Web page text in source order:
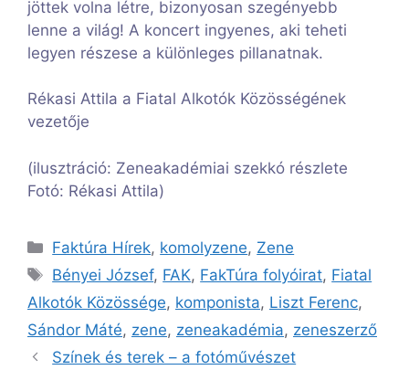
jöttek volna létre, bizonyosan szegényebb
lenne a világ! A koncert ingyenes, aki teheti
legyen részese a különleges pillanatnak.
Rékasi Attila a Fiatal Alkotók Közösségének
vezetője
(ilusztráció: Zeneakadémiai szekkó részlete
Fotó: Rékasi Attila)
Kategória
Faktúra Hírek, komolyzene, Zene
Címkék
Bényei József, FAK, FakTúra folyóirat, Fiatal
Alkotók Közössége, komponista, Liszt Ferenc,
Sándor Máté, zene, zeneakadémia, zeneszerző
Színek és terek – a fotóművészet